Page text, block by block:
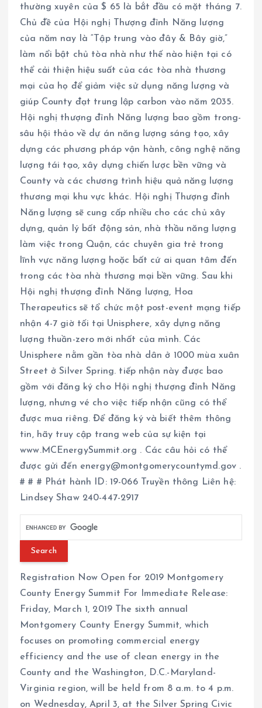
thường xuyên của $ 65 là bắt đầu có mặt tháng 7.
Chủ đề của Hội nghị Thượng đỉnh Năng lượng
của năm nay là “Tập trung vào đây & Bây giờ,”
làm nổi bật chủ tòa nhà như thế nào hiện tại có
thể cải thiện hiệu suất của các tòa nhà thương
mại của họ để giảm việc sử dụng năng lượng và
giúp County đạt trung lập carbon vào năm 2035.
Hội nghị thượng đỉnh Năng lượng bao gồm trong-
sâu hội thảo về dự án năng lượng sáng tạo, xây
dựng các phương pháp vận hành, công nghệ năng
lượng tái tạo, xây dựng chiến lược bền vững và
County và các chương trình hiệu quả năng lượng
thương mại khu vực khác. Hội nghị Thượng đỉnh
Năng lượng sẽ cung cấp nhiều cho các chủ xây
dựng, quản lý bất động sản, nhà thầu năng lượng
làm việc trong Quận, các chuyên gia trẻ trong
lĩnh vực năng lượng hoặc bất cứ ai quan tâm đến
trong các tòa nhà thương mại bền vững. Sau khi
Hội nghị thượng đỉnh Năng lượng, Hoa
Therapeutics sẽ tổ chức một post-event mạng tiếp
nhận 4-7 giờ tối tại Unisphere, xây dựng năng
lượng thuần-zero mới nhất của mình. Các
Unisphere nằm gần tòa nhà dân ở 1000 mùa xuân
Street ở Silver Spring. tiếp nhận này được bao
gồm với đăng ký cho Hội nghị thượng đỉnh Năng
lượng, nhưng vé cho việc tiếp nhận cũng có thể
được mua riêng. Để đăng ký và biết thêm thông
tin, hãy truy cập trang web của sự kiện tại
www.MCEnergySummit.org . Các câu hỏi có thể
được gửi đến energy@montgomerycountymd.gov .
# # # Phát hành ID: 19-066 Truyền thông Liên hệ:
Lindsey Shaw 240-447-2917
Registration Now Open for 2019 Montgomery
County Energy Summit For Immediate Release:
Friday, March 1, 2019 The sixth annual
Montgomery County Energy Summit, which
focuses on promoting commercial energy
efficiency and the use of clean energy in the
County and the Washington, D.C.-Maryland-
Virginia region, will be held from 8 a.m. to 4 p.m.
on Wednesday, April 3, at the Silver Spring Civic